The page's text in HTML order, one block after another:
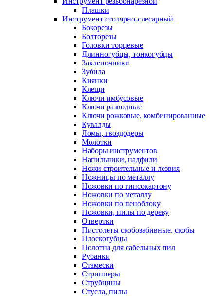
Плашки
Инструмент столярно-слесарный
Бокорезы
Болторезы
Головки торцевые
Длинногубцы, тонкогубцы
Заклепочники
Зубила
Киянки
Клещи
Ключи имбусовые
Ключи разводные
Ключи рожковые, комбинированные
Кувалды
Ломы, гвоздодеры
Молотки
Наборы инструментов
Напильники, надфили
Ножи строительные и лезвия
Ножницы по металлу
Ножовки по гипсокартону
Ножовки по металлу
Ножовки по пеноблоку
Ножовки, пилы по дереву
Отвертки
Пистолеты скобозабивные, скобы
Плоскогубцы
Полотна для сабельных пил
Рубанки
Стамески
Стрипперы
Струбцины
Стусла, пилы